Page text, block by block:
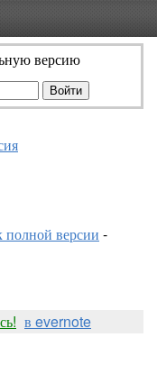
версию
полной версии -
в evernote